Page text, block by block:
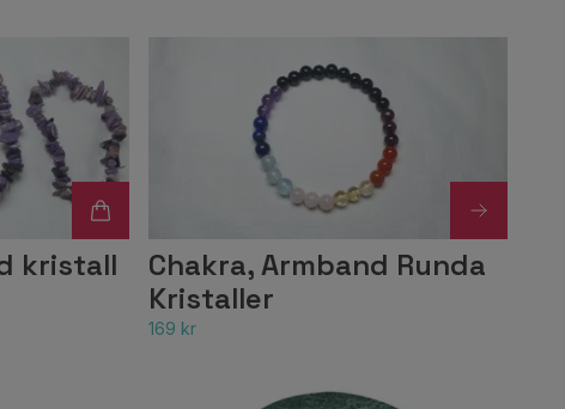
kristall
Chakra, Armband Runda
Kristaller
169 kr